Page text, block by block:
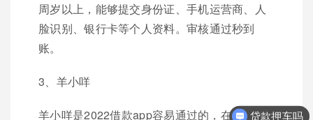
周岁以上，能够提交身份证、手机运营商、人
脸识别、银行卡等个人资料。审核通过秒到
账。
3、羊小咩
羊小咩是2022借款app容易通过的，在羊小咩